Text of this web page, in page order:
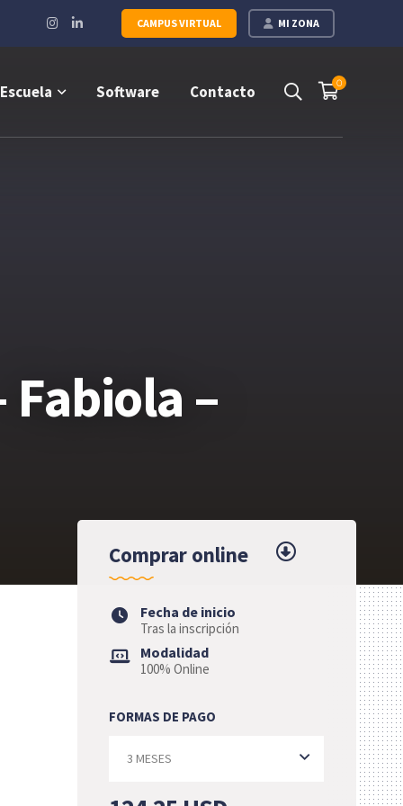
MI ZONA
CAMPUS VIRTUAL
Instagram
Profile
LinkedIn
Profile
0
Escuela Software Contacto
–
Comprar online
Fecha de inicio
Tras la inscripción
Modalidad
100% Online
FORMAS DE PAGO